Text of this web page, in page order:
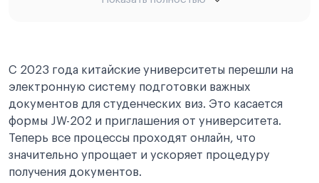
Шаги заполнения формы JW-202
Почему важен переход на электронный формат?
С 2023 года китайские университеты перешли на
электронную систему подготовки важных
документов для студенческих виз. Это касается
формы JW-202 и приглашения от университета.
Теперь все процессы проходят онлайн, что
значительно упрощает и ускоряет процедуру
получения документов.